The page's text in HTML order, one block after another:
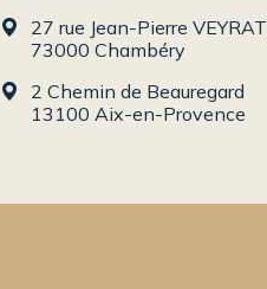
27 rue Jean-Pierre VEYRAT
73000 Chambéry
2 Chemin de Beauregard
13100 Aix-en-Provence